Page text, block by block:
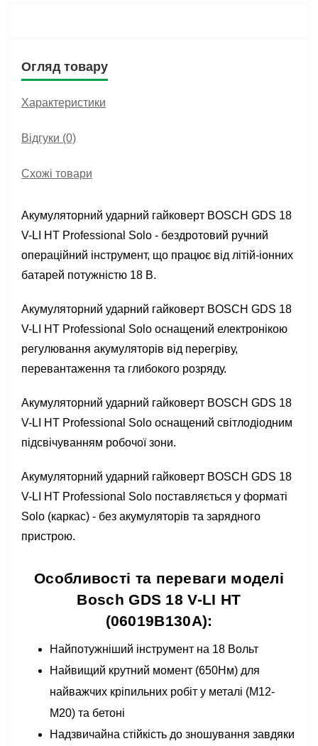
Огляд товару
Характеристики
Відгуки (0)
Схожі товари
Акумуляторний ударний гайковерт BOSCH GDS 18
V-LI HT Professional Solo - бездротовий ручний
операційний інструмент, що працює від літій-іонних
батарей потужністю 18 В.
Акумуляторний ударний гайковерт BOSCH GDS 18
V-LI HT Professional Solo оснащений електронікою
регулювання акумуляторів від перегріву,
перевантаження та глибокого розряду.
Акумуляторний ударний гайковерт BOSCH GDS 18
V-LI HT Professional Solo оснащений світлодіодним
підсвічуванням робочої зони.
Акумуляторний ударний гайковерт BOSCH GDS 18
V-LI HT Professional Solo поставляється у форматі
Solo (каркас) - без акумуляторів та зарядного
пристрою.
Особливості та переваги моделі
Bosch GDS 18 V-LI HT
(06019B130A):
Найпотужніший інструмент на 18 Вольт
Найвищий крутний момент (650Нм) для
найважчих кріпильних робіт у металі (М12-
М20) та бетоні
Надзвичайна стійкість до зношування завдяки